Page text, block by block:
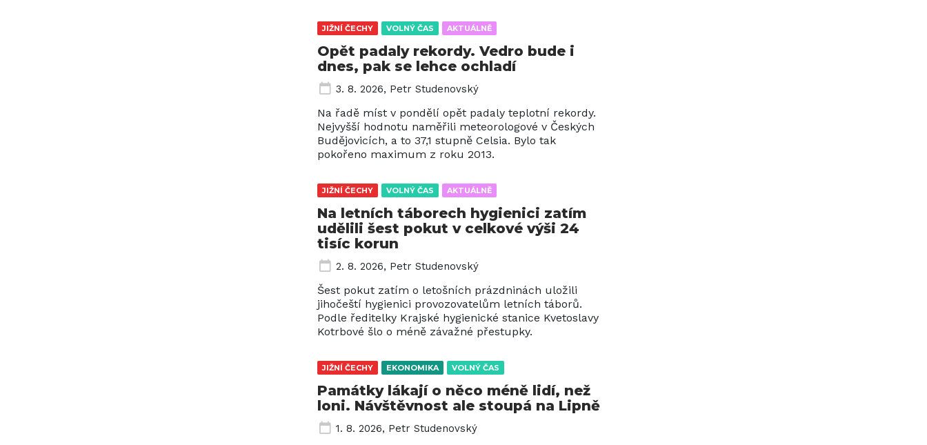
JIŽNÍ ČECHY VOLNÝ ČAS AKTUÁLNĚ
Opět padaly rekordy. Vedro bude i
dnes, pak se lehce ochladí
3. 8. 2026, Petr Studenovský
Na řadě míst v pondělí opět padaly teplotní rekordy.
Nejvyšší hodnotu naměřili meteorologové v Českých
Budějovicích, a to 37,1 stupně Celsia. Bylo tak
pokořeno maximum z roku 2013.
JIŽNÍ ČECHY VOLNÝ ČAS AKTUÁLNĚ
Na letních táborech hygienici zatím
udělili šest pokut v celkové výši 24
tisíc korun
2. 8. 2026, Petr Studenovský
Šest pokut zatím o letošních prázdninách uložili
jihočeští hygienici provozovatelům letních táborů.
Podle ředitelky Krajské hygienické stanice Kvetoslavy
Kotrbové šlo o méně závažné přestupky.
JIŽNÍ ČECHY EKONOMIKA VOLNÝ ČAS
Památky lákají o něco méně lidí, než
loni. Návštěvnost ale stoupá na Lipně
1. 8. 2026, Petr Studenovský